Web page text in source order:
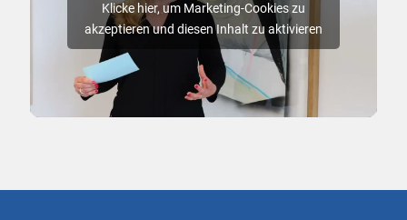
Klicke hier, um Marketing-Cookies zu
akzeptieren und diesen Inhalt zu aktivieren